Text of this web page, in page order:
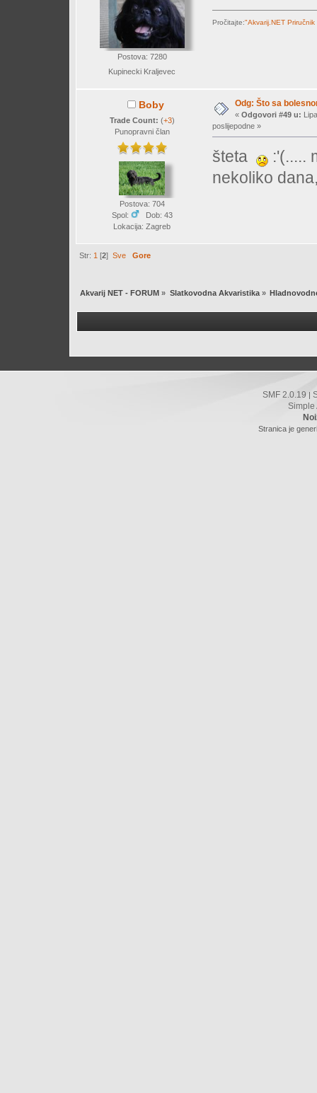
Postova: 7280
Kupinecki Kraljevec
Pročitajte:"Akvarij.NET
Boby
Trade Count: (+3)
Punopravni član
Postova: 704
Spol:
Dob: 43
Lokacija: Zagreb
Odg: Što sa
« Odgovori #49 u:
poslijepodne »
šteta
:'(.....
nekoliko
Str: 1 [2]Sve Gore
Akvarij NET - FORUM » Slatkovodna Akvaristika»
SMF 2.0.19
Simple
Stranica je